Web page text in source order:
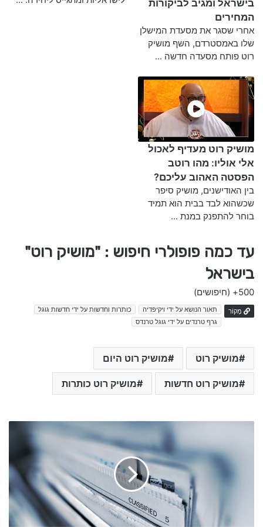
בישראל ומגיב לביקורות
המחירים
אחרי שסגר את מסעדת המישלן
שלו באמסטרדם, השף מושיק
רוט פותח מסעדה חדשה ...
מושיק רוט מעדיף לאכול
אלי אוליו: מהו רוטב
הפסטה האהוב עליכם?
בין האודישנים, מושיק סיפר
שכשהוא לבד בבית הוא תמיד
בוחר להתפנק במנת ...
עד כמה פופולרי חיפוש : "מושיק רוט"
בישראל
500+ (חיפושים)
מָקוֹר תאור הנושא על ידי ויקיפדיה
כותרות וחדשות על ידי חדשות גוגל
גרף טרנדים על ידי גוגל טרנדס
מושיק רוט מושיק רוט היום
מושיק רוט חדשות מושיק רוט כותרות